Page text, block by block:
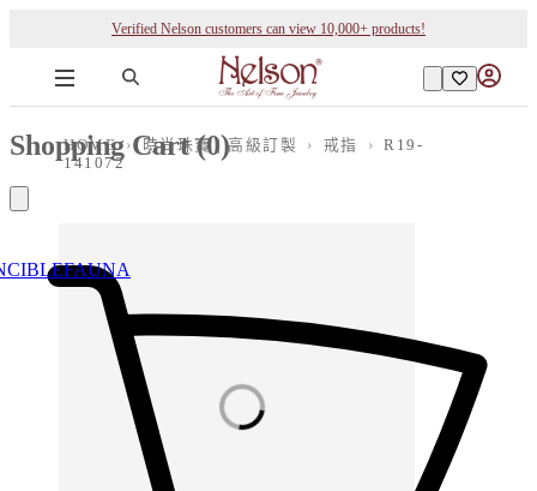
Verified Nelson customers can view 10,000+ products!
FAUNA
Shopping Cart (0)
HOME › 時尚珠寶 | 高級訂製 › 戒指 ›
R19-
141072
Loading images